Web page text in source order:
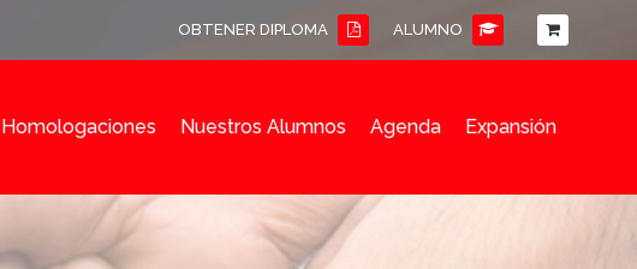
OBTENER DIPLOMA ALUMNO
Homologaciones Nuestros Alumnos Agenda Expansión